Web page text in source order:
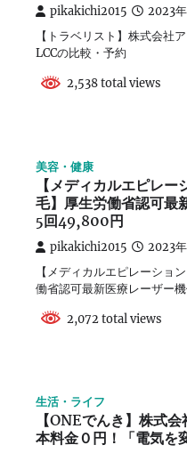
pikakichi2015 2023
【トラベリスト】株式会社
LCCの比較・予約
2,538 total views
美容・健康
【メディカルエピレ
毛】厚生労働省認可最
5回49,800円
pikakichi2015 2023
【メディカルエピレーショ
働省認可最新医療レーザー
2,072 total views
生活・ライフ
【ONEでんき】株式
本料金０円！「電気を